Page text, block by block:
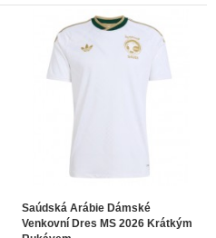
Saúdská Arábie Dámské
Venkovní Dres MS 2026 Krátkým